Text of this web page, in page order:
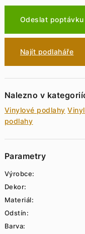
Odeslat poptávku
Najít podlaháře
Nalezno v
Vinylové podlahy
podlahy
Parametry
Výrobce:
Dekor:
Materiál:
Odstín:
Barva: